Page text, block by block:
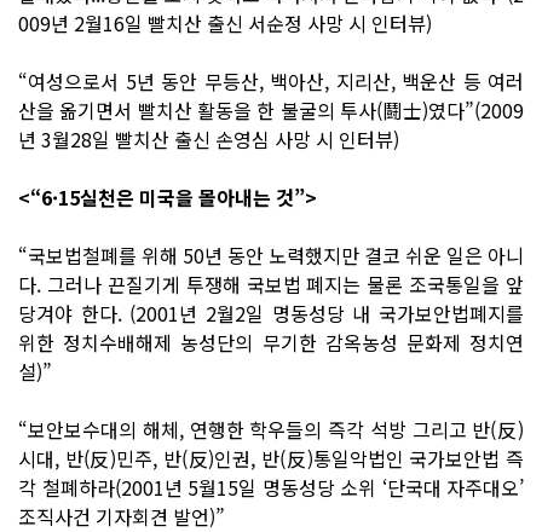
009년 2월16일 빨치산 출신 서순정 사망 시 인터뷰)
“여성으로서 5년 동안 무등산, 백아산, 지리산, 백운산 등 여러
산을 옮기면서 빨치산 활동을 한 불굴의 투사(鬪士)였다”(2009
년 3월28일 빨치산 출신 손영심 사망 시 인터뷰)
<“6·15실천은 미국을 몰아내는 것”>
“국보법철폐를 위해 50년 동안 노력했지만 결코 쉬운 일은 아니
다. 그러나 끈질기게 투쟁해 국보법 폐지는 물론 조국통일을 앞
당겨야 한다. (2001년 2월2일 명동성당 내 국가보안법폐지를
위한 정치수배해제 농성단의 무기한 감옥농성 문화제 정치연
설)”
“보안보수대의 해체, 연행한 학우들의 즉각 석방 그리고 반(反)
시대, 반(反)민주, 반(反)인권, 반(反)통일악법인 국가보안법 즉
각 철폐하라(2001년 5월15일 명동성당 소위 ‘단국대 자주대오’
조직사건 기자회견 발언)”